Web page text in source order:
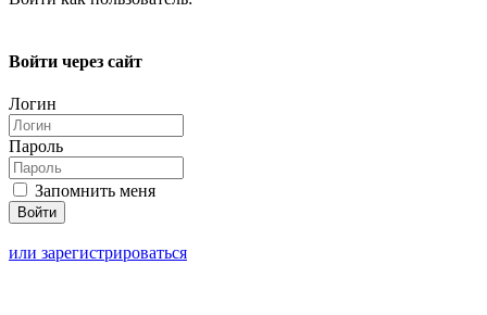
Войти через сайт
Логин
Пароль
Запомнить меня
или зарегистрироваться